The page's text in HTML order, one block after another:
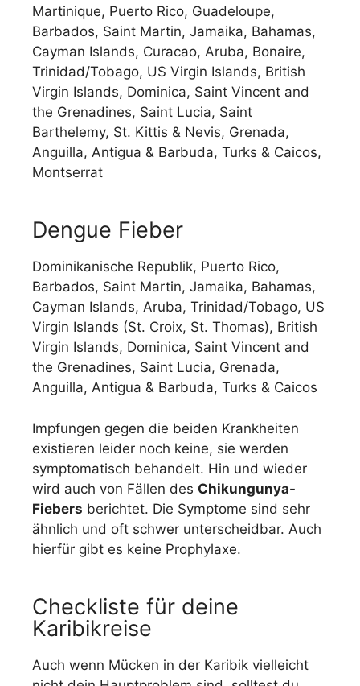
Martinique, Puerto Rico, Guadeloupe,
Barbados, Saint Martin, Jamaika, Bahamas,
Cayman Islands, Curacao, Aruba, Bonaire,
Trinidad/Tobago, US Virgin Islands, British
Virgin Islands, Dominica, Saint Vincent and
the Grenadines, Saint Lucia, Saint
Barthelemy, St. Kittis & Nevis, Grenada,
Anguilla, Antigua & Barbuda, Turks & Caicos,
Montserrat
Dengue Fieber
Dominikanische Republik, Puerto Rico,
Barbados, Saint Martin, Jamaika, Bahamas,
Cayman Islands, Aruba, Trinidad/Tobago, US
Virgin Islands (St. Croix, St. Thomas), British
Virgin Islands, Dominica, Saint Vincent and
the Grenadines, Saint Lucia, Grenada,
Anguilla, Antigua & Barbuda, Turks & Caicos
Impfungen gegen die beiden Krankheiten
existieren leider noch keine, sie werden
symptomatisch behandelt. Hin und wieder
wird auch von Fällen des Chikungunya-
Fiebers berichtet. Die Symptome sind sehr
ähnlich und oft schwer unterscheidbar. Auch
hierfür gibt es keine Prophylaxe.
Checkliste für deine
Karibikreise
Auch wenn Mücken in der Karibik vielleicht